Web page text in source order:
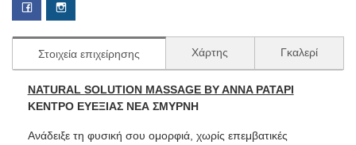
Στοιχεία επιχείρησης Χάρτης Γκαλερί
NATURAL SOLUTION MASSAGE BY ANNA PATAPI
ΚΕΝΤΡΟ ΕΥΕΞΙΑΣ ΝΕΑ ΣΜΥΡΝΗ
Ανάδειξε τη φυσική σου ομορφιά, χωρίς επεμβατικές